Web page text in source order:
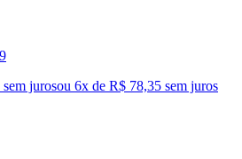
jurosou 6x de R$ 78,35 sem juros